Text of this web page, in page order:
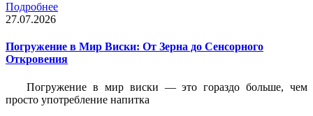
Подробнее
27.07.2026
Погружение в Мир Виски: От Зерна до Сенсорного
Откровения
Погружение в мир виски — это гораздо больше, чем
просто употребление напитка